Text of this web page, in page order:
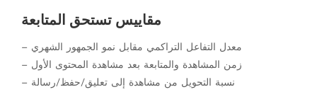
مقاييس تستحق المتابعة
– معدل التفاعل التراكمي مقابل نمو الجمهور الشهري
– زمن المشاهدة والمتابعة بعد مشاهدة المحتوى الأول
– نسبة التحويل من مشاهدة إلى تعليق/حفظ/رسالة